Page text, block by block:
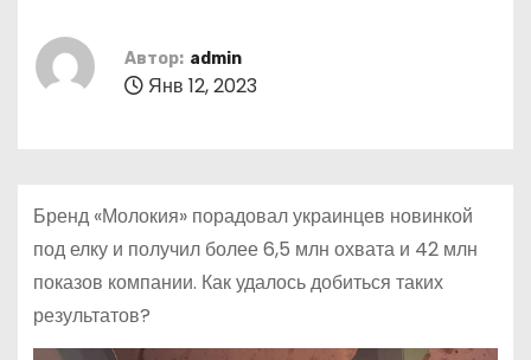
Автор: admin
Янв 12, 2023
Бренд «Молокия» порадовал украинцев новинкой
под елку и получил более 6,5 млн охвата и 42 млн
показов компании. Как удалось добиться таких
результатов?